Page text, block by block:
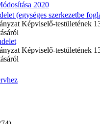
2020
(egységes szerkezetbe
Képviselő-testületének
Képviselő-testületének